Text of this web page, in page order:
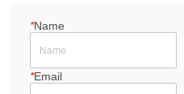
*Name
*Email